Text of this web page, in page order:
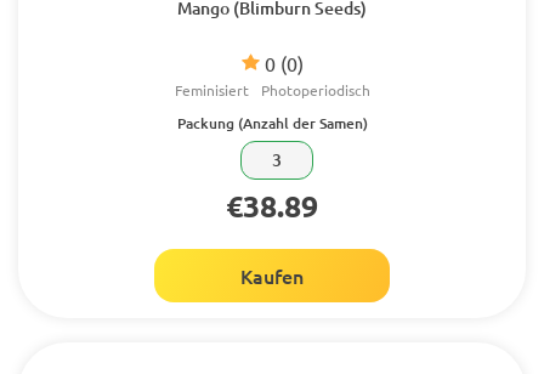
Mango (Blimburn Seeds)
0 (0)
Feminisiert Photoperiodisch
Packung (Anzahl der Samen)
3
€38.89
Kaufen